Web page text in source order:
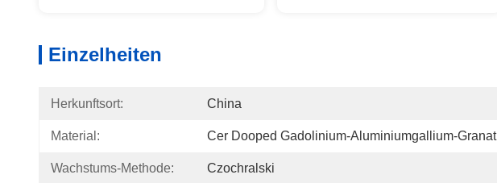
Einzelheiten
Herkunftsort: China
Material: Cer Dooped Gadolinium-Aluminiumgallium-Granat
Wachstums-Methode: Czochralski